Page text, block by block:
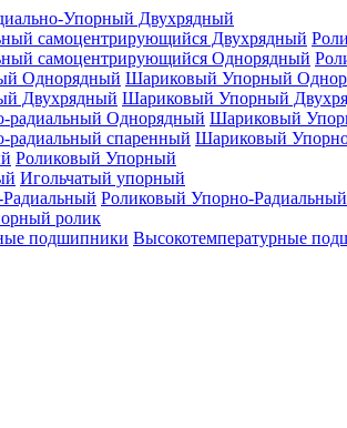
Упорный Двухрядный
Шариковый Упорный
Шариковый Упорный
Шариковый
Шариковый
Роликовый Упорный
Игольчатый упорный
Роликовый Упорно-Радиальный
ролик
Высокотемпературные